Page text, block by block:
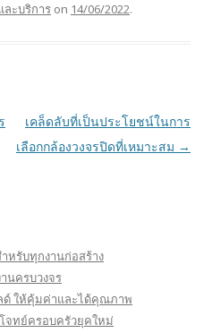
ะบริการ on 14/06/2022.
เคล็ดลับที่เป็นประโยชน์ในการ
เลือกกล้องวงจรปิดที่เหมาะสม →
หรับทุกงานก่อสร้าง
นครบวงจร
ด์ ให้คุ้มค่าและได้คุณภาพ
จทย์ครอบครัวยุคใหม่